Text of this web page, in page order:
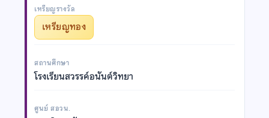
เหรียญรางวัล
เหรียญทอง
สถานศึกษา
โรงเรียนสวรรค์อนันต์วิทยา
ศูนย์ สอวน.